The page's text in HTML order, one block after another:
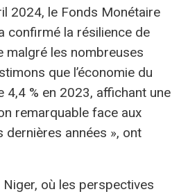
2024, le Fonds Monétaire
confirmé la résilience de
malgré les nombreuses
que l’économie du
4,4 % en 2023, affichant une
remarquable face aux
années », ont
où les perspectives